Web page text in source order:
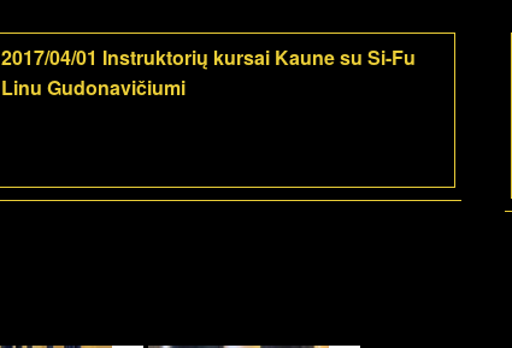
2017/04/01 Instruktorių kursai Kaune su Si-Fu
Linu Gudonavičiumi